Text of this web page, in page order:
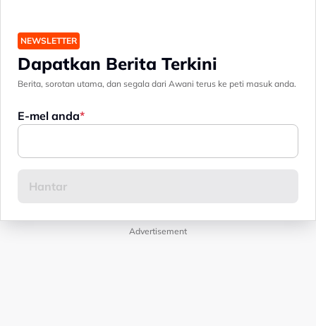
NEWSLETTER
Dapatkan Berita Terkini
Berita, sorotan utama, dan segala dari Awani terus ke peti masuk anda.
E-mel anda
Advertisement